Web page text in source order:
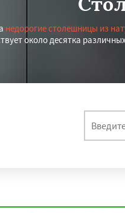
недорогие столешницы из
около десятка